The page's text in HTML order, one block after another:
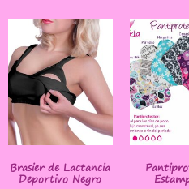
Brasier de Lactancia
Deportivo Negro